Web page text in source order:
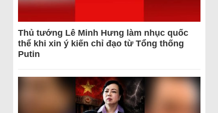
Thủ tướng Lê Minh Hưng làm nhục quốc
thể khi xin ý kiến chỉ đạo từ Tổng thống
Putin